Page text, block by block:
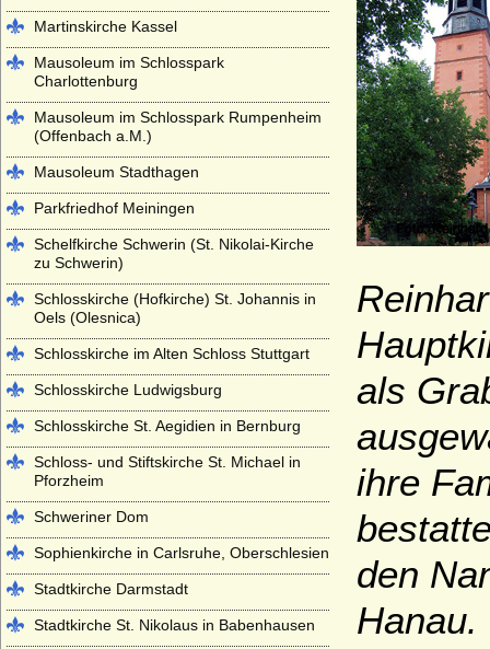
als
ihre
den
Martinskirche Kassel
Mausoleum im Schlosspark
Charlottenburg
Mausoleum im Schlosspark Rumpenheim
(Offenbach a.M.)
Mausoleum Stadthagen
Parkfriedhof Meiningen
Schelfkirche Schwerin (St. Nikolai-Kirche
zu Schwerin)
Schlosskirche (Hofkirche) St. Johannis in
Oels (Olesnica)
Schlosskirche im Alten Schloss Stuttgart
Schlosskirche Ludwigsburg
Schlosskirche St. Aegidien in Bernburg
Schloss- und Stiftskirche St. Michael in
Pforzheim
Schweriner Dom
Sophienkirche in Carlsruhe, Oberschlesien
Stadtkirche Darmstadt
Stadtkirche St. Nikolaus in Babenhausen